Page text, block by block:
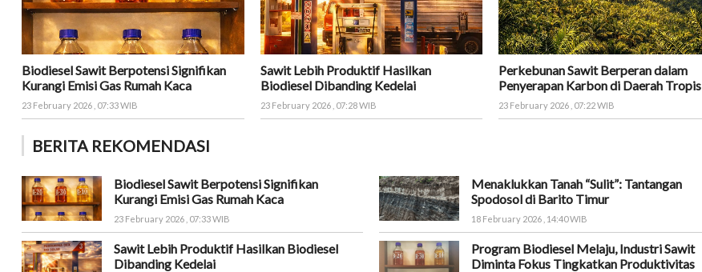
Biodiesel Sawit Berpotensi Signifikan
Kurangi Emisi Gas Rumah Kaca
23 February 2026 , 07:33 WIB
Sawit Lebih Produktif Hasilkan
Biodiesel Dibanding Kedelai
23 February 2026 , 07:28 WIB
Perkebunan Sawit Berperan dalam
Penyerapan Karbon di Daerah Tropis
23 February 2026 , 07:22 WIB
BERITA REKOMENDASI
Biodiesel Sawit Berpotensi Signifikan
Kurangi Emisi Gas Rumah Kaca
23 February 2026 , 07:33 WIB
Sawit Lebih Produktif Hasilkan Biodiesel
Dibanding Kedelai
Menaklukkan Tanah “Sulit”: Tantangan
Spodosol di Barito Timur
18 February 2026 , 14:40 WIB
Program Biodiesel Melaju, Industri Sawit
Diminta Fokus Tingkatkan Produktivitas